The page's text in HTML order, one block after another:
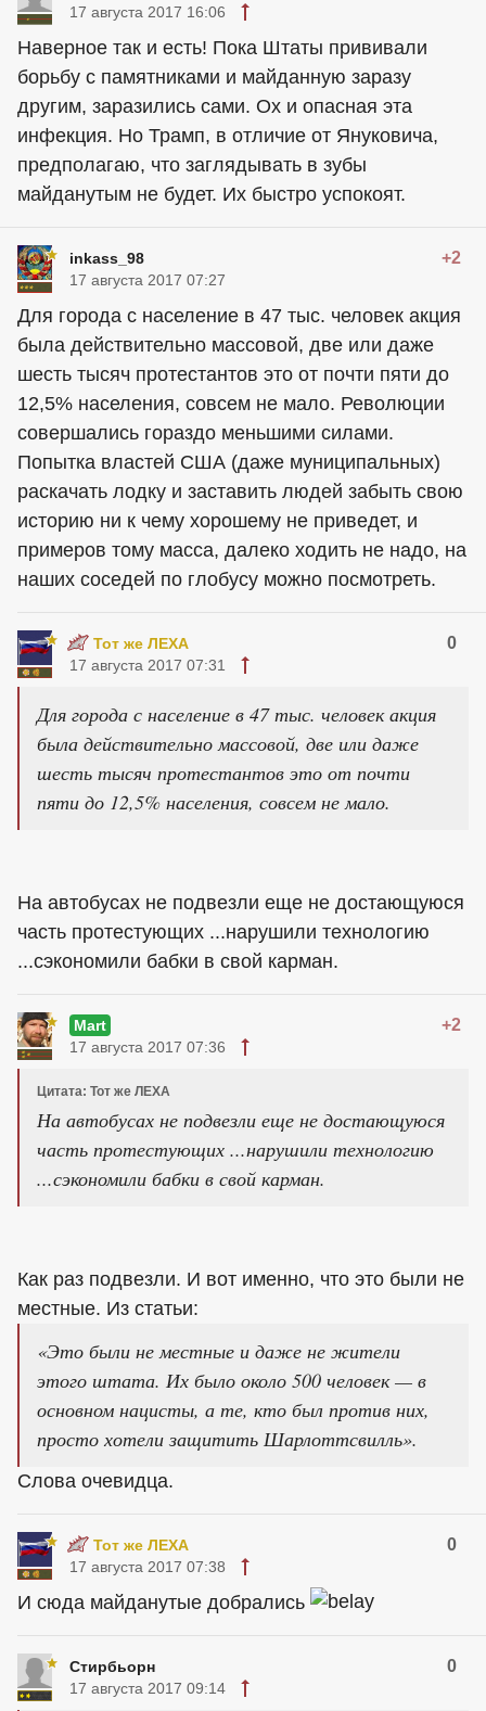
17 августа 2017 16:06
Наверное так и есть! Пока Штаты прививали
борьбу с памятниками и майданную заразу
другим, заразились сами. Ох и опасная эта
инфекция. Но Трамп, в отличие от Януковича,
предполагаю, что заглядывать в зубы
майданутым не будет. Их быстро успокоят.
inkass_98 +2
17 августа 2017 07:27
Для города с население в 47 тыс. человек акция
была действительно массовой, две или даже
шесть тысяч протестантов это от почти пяти до
12,5% населения, совсем не мало. Революции
совершались гораздо меньшими силами.
Попытка властей США (даже муниципальных)
раскачать лодку и заставить людей забыть свою
историю ни к чему хорошему не приведет, и
примеров тому масса, далеко ходить не надо, на
наших соседей по глобусу можно посмотреть.
Тот же ЛЕХА 0
17 августа 2017 07:31
Для города с население в 47 тыс. человек акция
была действительно массовой, две или даже
шесть тысяч протестантов это от почти
пяти до 12,5% населения, совсем не мало.
На автобусах не подвезли еще не достающуюся
часть протестующих ...нарушили технологию
...сэкономили бабки в свой карман.
Mart +2
17 августа 2017 07:36
Цитата: Тот же ЛЕХА
На автобусах не подвезли еще не достающуюся
часть протестующих ...нарушили технологию
...сэкономили бабки в свой карман.
Как раз подвезли. И вот именно, что это были не
местные. Из статьи:
«Это были не местные и даже не жители
этого штата. Их было около 500 человек — в
основном нацисты, а те, кто был против них,
просто хотели защитить Шарлоттсвилль».
Слова очевидца.
Тот же ЛЕХА 0
17 августа 2017 07:38
И сюда майданутые добрались
Стирбьорн 0
17 августа 2017 09:14